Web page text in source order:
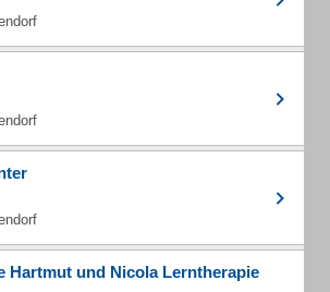
Hartmut und Nicola Lerntherapie